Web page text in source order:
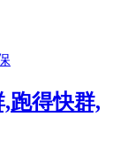
跑得快群,